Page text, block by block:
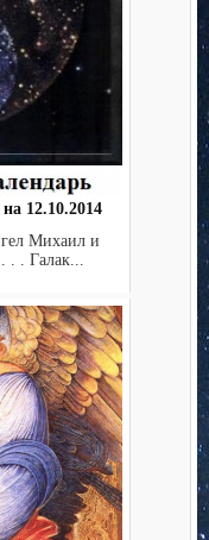
12.10.2014
Михаил и
. Галак...